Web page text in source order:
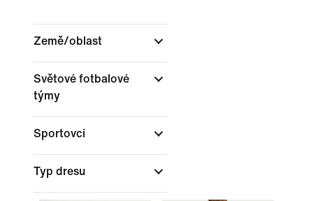
Země/oblast
Světové fotbalové
týmy
Sportovci
Typ dresu